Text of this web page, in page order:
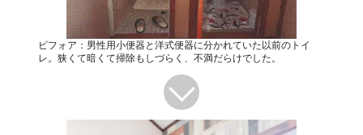
ビフォア：男性用小便器と洋式便器に分かれていた以前のトイ
レ。狭くて暗くて掃除もしづらく、不満だらけでした。